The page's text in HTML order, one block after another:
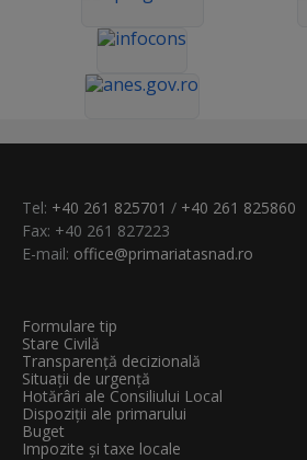
Tel: +40 261 825701 / +40 261 825860
Fax: +40 261 827223
E-mail: office@primariatasnad.ro
Formulare tip
Stare Civilă
Transparenţă decizională
Situații de urgență
Hotărâri ale Consiliului Local
Dispoziții ale primarului
Buget
Impozite și taxe locale